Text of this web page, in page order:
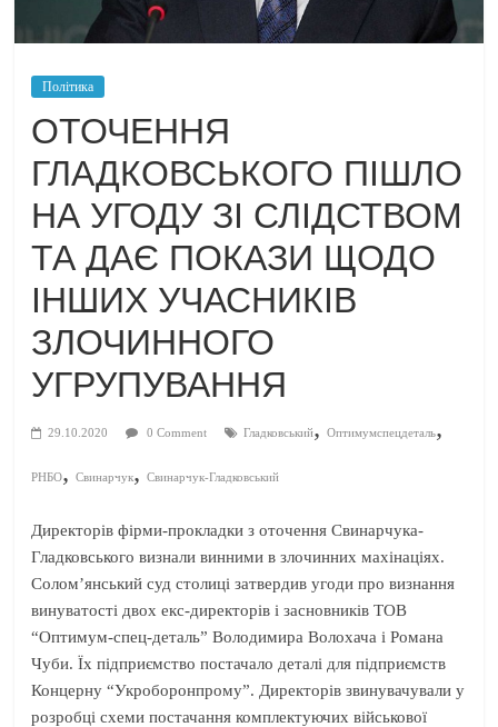
Політика
ОТОЧЕННЯ
ГЛАДКОВСЬКОГО ПІШЛО
НА УГОДУ ЗІ СЛІДСТВОМ
ТА ДАЄ ПОКАЗИ ЩОДО
ІНШИХ УЧАСНИКІВ
ЗЛОЧИННОГО
УГРУПУВАННЯ
29.10.2020 0 Comment Гладковський,Оптимумспецдеталь,
РНБО,Свинарчук,Свинарчук-Гладковський
Директорів фірми-прокладки з оточення Свинарчука-
Гладковського визнали винними в злочинних махінаціях.
Солом’янський суд столиці затвердив угоди про визнання
винуватості двох екс-директорів і засновників ТОВ
“Оптимум-спец-деталь” Володимира Волохача і Романа
Чуби. Їх підприємство постачало деталі для підприємств
Концерну “Укроборонпрому”. Директорів звинувачували у
розробці схеми постачання комплектуючих військової